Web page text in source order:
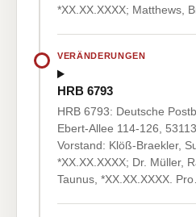
*XX.XX.XXXX; Matthews,
VERÄNDERUNGEN
HRB 6793
HRB 6793: Deutsche
Ebert-Allee 114-126,
Vorstand: Klöß-Braekler,
*XX.XX.XXXX; Dr. Müller,
Taunus, *XX.XX.XXXX.